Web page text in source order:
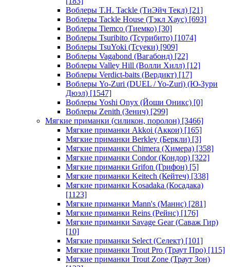
Воблеры T.H. Tackle (ТиЭйч Текл) [21]
Воблеры Tackle House (Тэкл Хаус) [693]
Воблеры Tiemco (Тиемко) [30]
Воблеры Tsuribito (Тсурибито) [1074]
Воблеры TsuYoki (Тсуеки) [909]
Воблеры Vagabond (Вагабонд) [22]
Воблеры Valley Hill (Волли Хилл) [12]
Воблеры Verdict-baits (Вердикт) [17]
Воблеры Yo-Zuri (DUEL / Yo-Zuri) (Ю-Зури
Дюэл) [1547]
Воблеры Yoshi Onyx (Йоши Оникс) [0]
Воблеры Zenith (Зенич) [299]
Мягкие приманки (силикон, поролон) [3466]
Мягкие приманки Akkoi (Аккои) [165]
Мягкие приманки Berkley (Беркли) [3]
Мягкие приманки Chimera (Химера) [358]
Мягкие приманки Condor (Кондор) [322]
Мягкие приманки Grifon (Грифон) [5]
Мягкие приманки Keitech (Кейтеч) [338]
Мягкие приманки Kosadaka (Косадака)
[1123]
Мягкие приманки Mann's (Маннс) [281]
Мягкие приманки Reins (Рейнс) [176]
Мягкие приманки Savage Gear (Саваж Гир)
[10]
Мягкие приманки Select (Селект) [101]
Мягкие приманки Trout Pro (Траут Про) [115]
Мягкие приманки Trout Zone (Траут Зон)